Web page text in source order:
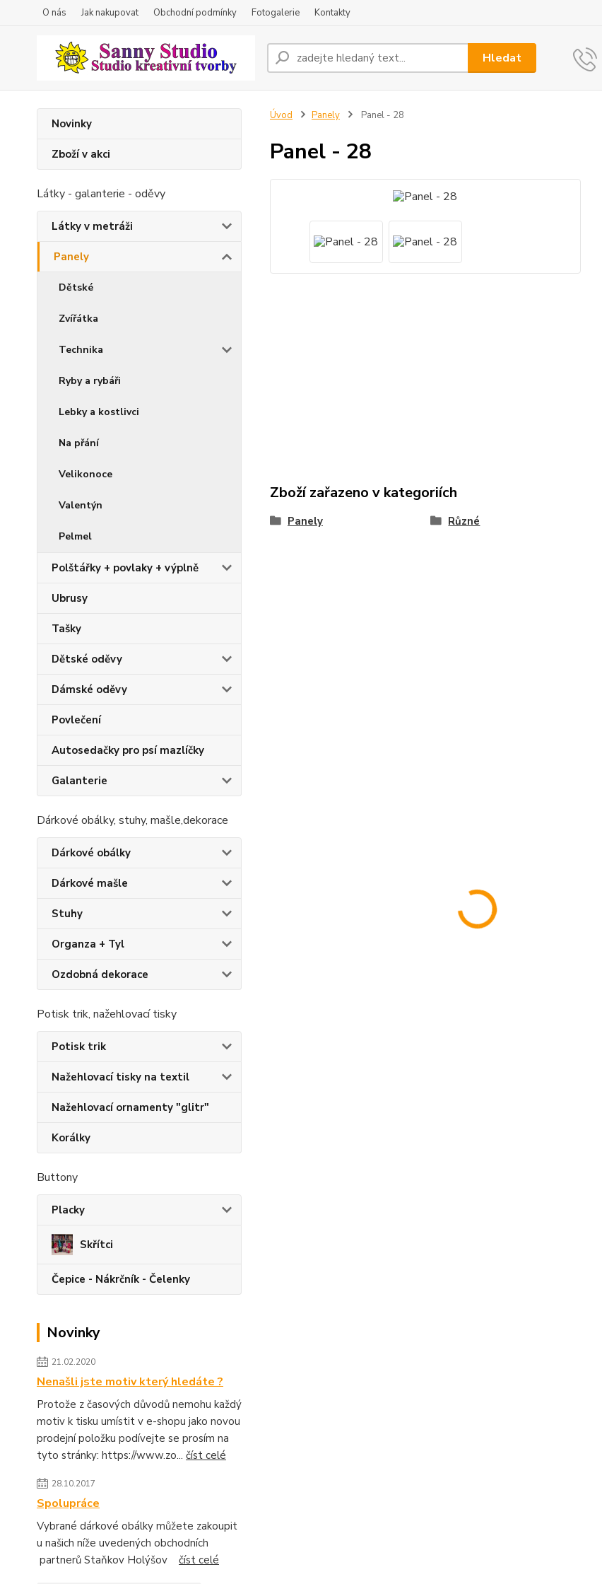
O nás Jak nakupovat Obchodní podmínky Fotogalerie Kontakty
Hledat
Novinky
Zboží v akci
Látky - galanterie - oděvy
Látky v metráži
Panely
Dětské
Zvířátka
Technika
Ryby a rybáři
Lebky a kostlivci
Na přání
Velikonoce
Valentýn
Pelmel
Polštářky + povlaky + výplně
Ubrusy
Tašky
Dětské oděvy
Dámské oděvy
Povlečení
Autosedačky pro psí mazlíčky
Galanterie
Dárkové obálky, stuhy, mašle,dekorace
Dárkové obálky
Dárkové mašle
Stuhy
Organza + Tyl
Ozdobná dekorace
Potisk trik, nažehlovací tisky
Potisk trik
Nažehlovací tisky na textil
Nažehlovací ornamenty "glitr"
Korálky
Buttony
Placky
Skřítci
Čepice - Nákrčník - Čelenky
Novinky
21.02.2020
Nenašli jste motiv který hledáte ?
Protože z časových důvodů nemohu každý
motiv k tisku umístit v e-shopu jako novou
prodejní položku podívejte se prosím na
tyto stránky: https://www.zo... číst celé
28.10.2017
Spolupráce
Vybrané dárkové obálky můžete zakoupit
u našich níže uvedených obchodních
partnerů Staňkov Holýšov číst celé
Úvod Panely Panel - 28
Panel - 28
Zboží zařazeno v kategoriích
Panely Různé